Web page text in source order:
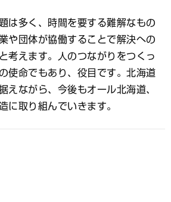
は多く、時間を要する難解なもの
や団体が協働することで解決への
考えます。人のつながりをつくっ
使命でもあり、役目です。北海道
えながら、今後もオール北海道、
に取り組んでいきます。